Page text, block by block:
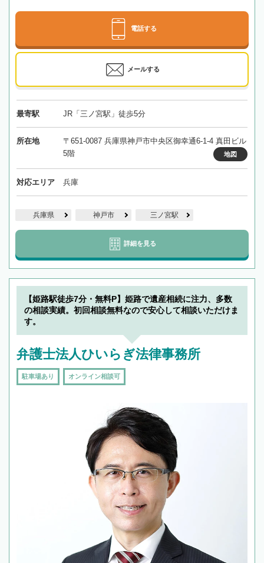
電話する
メールする
最寄駅 JR「三ノ宮駅」徒歩5分
所在地
〒651-0087 兵庫県神戸市中央区御幸通6-1-4 真田ビル
5階
地図
対応エリア 兵庫
兵庫県 神戸市 三ノ宮駅
詳細を見る
【姫路駅徒歩7分・無料P】姫路で遺産相続に注力、多数
の相談実績。初回相談無料なので安心して相談いただけま
す。
弁護士法人ひいらぎ法律事務所
駐車場あり オンライン相談可